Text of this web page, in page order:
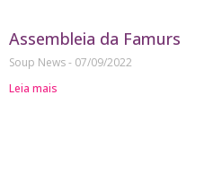
Assembleia da Famurs
Soup News
07/09/2022
Leia mais